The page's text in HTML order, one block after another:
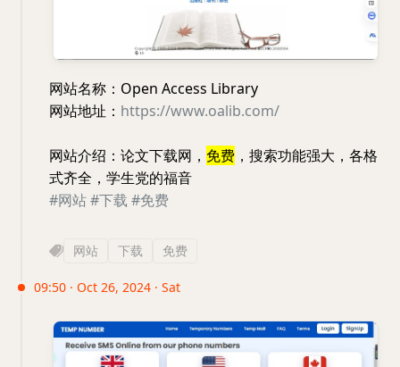
网站名称：Open Access Library
网站地址： https://www.oalib.com/
网站介绍：论文下载网， 免费 ，搜索功能强大，各格
式齐全，学生党的福音
#网站#下载 #免费
网站 下载 免费
09:50 · Oct 26, 2024 · Sat